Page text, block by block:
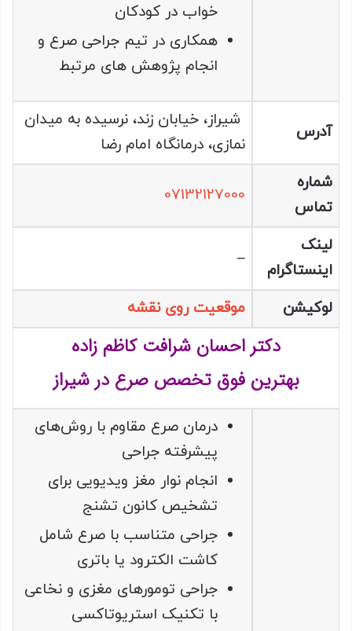
خواب در کودکان
همکاری در تیم جراحی صرع و
انجام پژوهش های مرتبط
آدرس
شیراز، خیابان زند، نرسیده به میدان
نمازی، درمانگاه امام رضا
شماره
تماس
07132127000
لینک
اینستاگرام
–
لوکیشن موقعیت روی نقشه
دکتر احسان شرافت کاظم زاده
بهترین فوق تخصص صرع در شیراز
درمان صرع مقاوم با روش‌های
پیشرفته جراحی
انجام نوار مغز ویدیویی برای
تشخیص کانون تشنج
جراحی متناسب با صرع شامل
کاشت الکترود یا باتری
جراحی تومورهای مغزی و نخاعی
با تکنیک استریوتاکسی